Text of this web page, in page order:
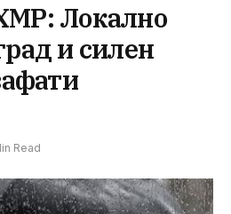
Локално
и силен
Read